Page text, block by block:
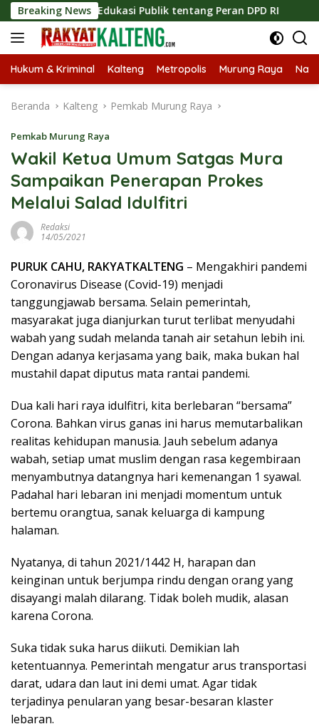
Langsung
ke
konten
Breaking News
Edukasi Publik tentang Peran DPD RI
Hukum & Kriminal Kalteng Metropolis Murung Raya
Beranda Kalteng Pemkab Murung Raya
Pemkab Murung Raya
Wakil Ketua Umum Satgas Mura
Sampaikan Penerapan Prokes
Melalui Salad Idulfitri
Redaksi
14/05/2021
PURUK CAHU, RAKYATKALTENG – Mengakhiri pandemi
Coronavirus Disease (Covid-19) menjadi
tanggungjawab bersama. Selain pemerintah,
masyarakat juga dianjurkan turut terlibat menyudahi
wabah yang sudah melanda tanah air setahun lebih ini.
Dengan adanya kerjasama yang baik, maka bukan hal
mustahil dapat diputus mata rantai pandemi.
Dua kali hari raya idulfitri, kita berlebaran “bersama”
Corona. Bahkan virus ganas ini harus memutarbalikan
realitas kehidupan manusia. Jauh sebelum adanya
wabah, setiap umat muslim dengan rasa kegembiraan
menyambutnya datangnya hari kemenangan 1 syawal.
Padahal hari lebaran ini menjadi momentum untuk
bertemu orangtua, sanak keluarga di kampung
halaman.
Nyatanya, di tahun 2021/1442 H, harapan dan
keinginan untuk berjumpa rindu dengan orang yang
disayangi malah dilarang. Tidak boleh mudik, alasan
karena Corona.
Suka tidak suka harus diikuti. Demikian lah
ketentuannya. Pemerintah mengatur arus transportasi
darat, udara dan laut ini demi umat. Agar tidak
terjadinya penularan yang besar-besaran klaster
lebaran.